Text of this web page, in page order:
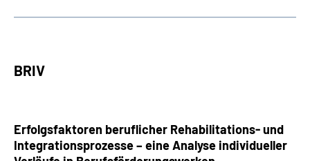
BRIV
Erfolgsfaktoren beruflicher Rehabilitations- und
Integrationsprozesse – eine Analyse individueller